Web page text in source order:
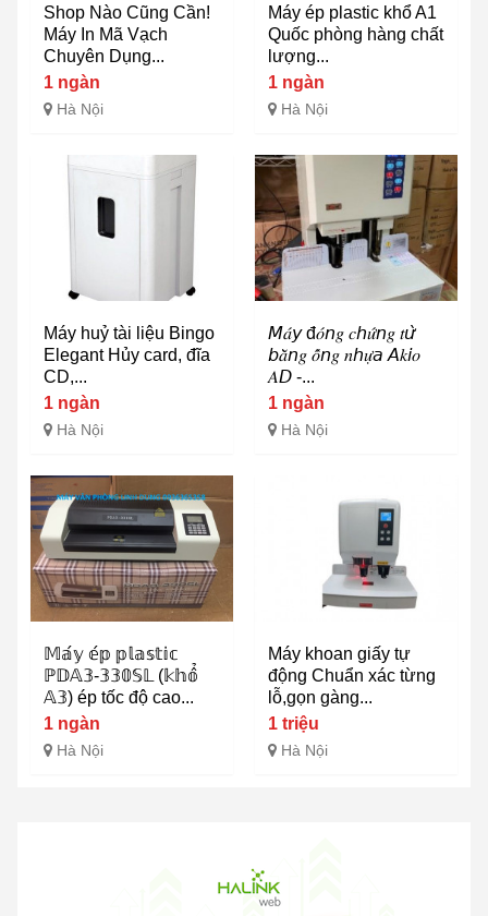
Shop Nào Cũng Cần!
Máy In Mã Vạch
Chuyên Dụng...
1 ngàn
Hà Nội
Máy ép plastic khổ A1
Quốc phòng hàng chất
lượng...
1 ngàn
Hà Nội
Máy huỷ tài liệu Bingo
Elegant Hủy card, đĩa
CD,...
1 ngàn
Hà Nội
𝘔𝑎́𝘺 đ𝑜́𝘯𝑔 𝑐𝘩𝑢̛́𝘯𝑔 𝑡𝘶̛̀
𝘣𝑎̆̀𝘯𝑔 𝑜̂́𝘯𝑔 𝑛𝘩𝑢̛̣𝘢 𝘈𝑘𝘪𝑜
𝐴𝘋 -...
1 ngàn
Hà Nội
𝕄𝕒́𝕪 𝕖́𝕡 𝕡𝕝𝕒𝕤𝕥𝕚𝕔
ℙ𝔻𝔸𝟛-𝟛𝟛𝟘𝕊𝕃 (𝕜𝕙𝕠̂̉
𝔸𝟛) ép tốc độ cao...
1 ngàn
Hà Nội
Máy khoan giấy tự
động Chuẩn xác từng
lỗ,gọn gàng...
1 triệu
Hà Nội